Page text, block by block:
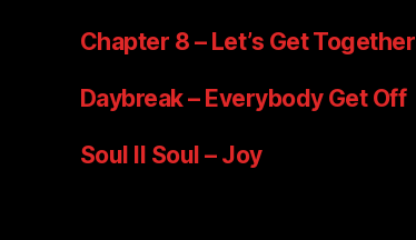
Chapter 8 – Let’s Get Together
Daybreak – Everybody Get Off
Soul II Soul – Joy